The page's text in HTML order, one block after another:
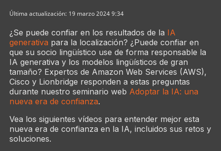
Última actualización: 19 marzo 2024 9:34
¿Se puede confiar en los resultados de la IA
generativa para la localización? ¿Puede confiar en
que su socio lingüístico use de forma responsable la
IA generativa y los modelos lingüísticos de gran
tamaño? Expertos de Amazon Web Services (AWS),
Cisco y Lionbridge responden a estas preguntas
durante nuestro seminario web Adoptar la IA: una
nueva era de confianza.
Vea los siguientes vídeos para entender mejor esta
nueva era de confianza en la IA, incluidos sus retos y
soluciones.